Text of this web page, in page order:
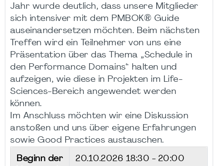
Jahr wurde deutlich, dass unsere Mitglieder
sich intensiver mit dem PMBOK® Guide
auseinandersetzen möchten. Beim nächsten
Treffen wird ein Teilnehmer von uns eine
Präsentation über das Thema „Schedule in
den Performance Domains“ halten und
aufzeigen, wie diese in Projekten im Life-
Sciences-Bereich angewendet werden
können.
Im Anschluss möchten wir eine Diskussion
anstoßen und uns über eigene Erfahrungen
sowie Good Practices austauschen.
Beginn der
20.10.2026 18:30 - 20:00